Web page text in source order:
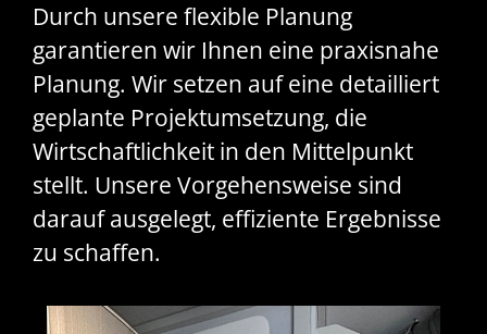
Durch unsere flexible Planung
garantieren wir Ihnen eine praxisnahe
Planung. Wir setzen auf eine detailliert
geplante Projektumsetzung, die
Wirtschaftlichkeit in den Mittelpunkt
stellt. Unsere Vorgehensweise sind
darauf ausgelegt, effiziente Ergebnisse
zu schaffen.